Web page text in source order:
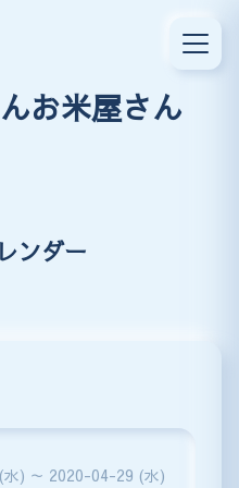
お米屋さん
ンダー
) ～ 2020-04-29 (水)